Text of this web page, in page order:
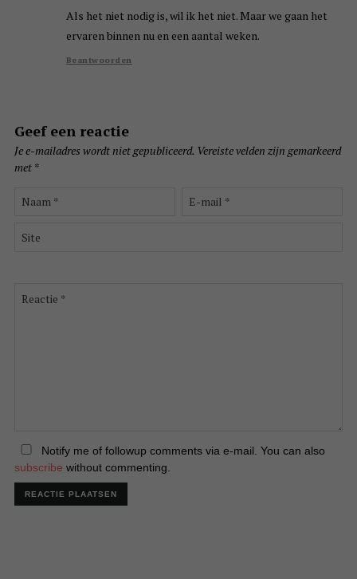
Als het niet nodig is, wil ik het niet. Maar we gaan het
ervaren binnen nu en een aantal weken.
Beantwoorden
Geef een reactie
Je e-mailadres wordt niet gepubliceerd. Vereiste velden zijn gemarkeerd
met *
Notify me of followup comments via e-mail. You can also
subscribe without commenting.